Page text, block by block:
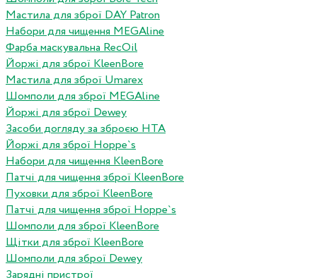
Мастила для зброї DAY Patron
Набори для чищення MEGAline
Фарба маскувальна RecOil
Йоржі для зброї KleenBore
Мастила для зброї Umarex
Шомполи для зброї MEGAline
Йоржі для зброї Dewey
Засоби догляду за зброєю HTA
Йоржі для зброї Hoppe`s
Набори для чищення KleenBore
Патчі для чищення зброї KleenBore
Пуховки для зброї KleenBore
Патчі для чищення зброї Hoppe`s
Шомполи для зброї KleenBore
Щітки для зброї KleenBore
Шомполи для зброї Dewey